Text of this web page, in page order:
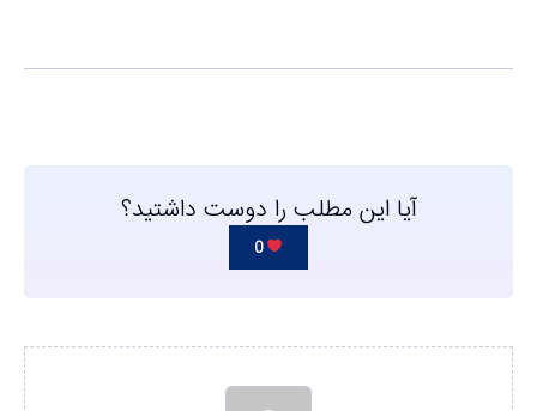
آیا این مطلب را دوست داشتید؟
0